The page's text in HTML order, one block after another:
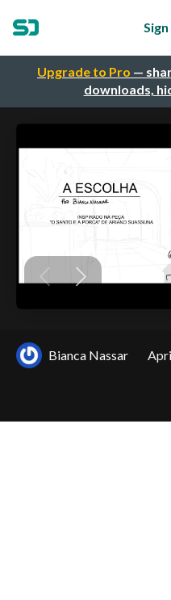
Upgrade to Pro —
downloads,
Sign
Bianca Nassar